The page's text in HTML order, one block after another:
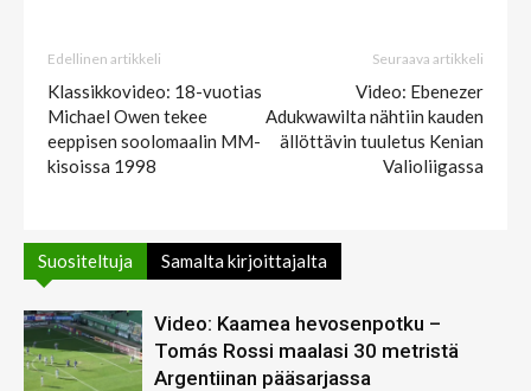
Edellinen artikkeli
Klassikkovideo: 18-vuotias
Michael Owen tekee
eeppisen soolomaalin MM-
kisoissa 1998
Seuraava artikkeli
Video: Ebenezer
Adukwawilta nähtiin kauden
ällöttävin tuuletus Kenian
Valioliigassa
Suositeltuja Samalta kirjoittajalta
Video: Kaamea hevosenpotku –
Tomás Rossi maalasi 30 metristä
Argentiinan pääsarjassa